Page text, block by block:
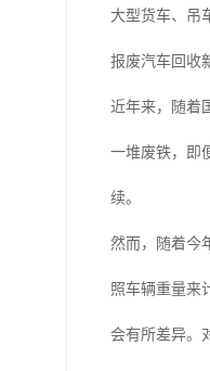
大型货车、吊
报废汽车回收
近年来，随着
一堆废铁，即
续。
然而，随着今
照车辆重量来
会有所差异。